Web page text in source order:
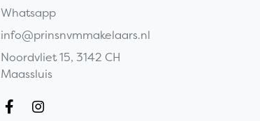
Whatsapp
info@prinsnvmmakelaars.nl
Noordvliet 15, 3142 CH
Maassluis